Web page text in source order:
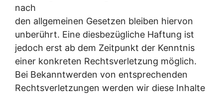
nach
den allgemeinen Gesetzen bleiben hiervon
unberührt. Eine diesbezügliche Haftung ist
jedoch erst ab dem Zeitpunkt der Kenntnis
einer konkreten Rechtsverletzung möglich.
Bei Bekanntwerden von entsprechenden
Rechtsverletzungen werden wir diese Inhalte